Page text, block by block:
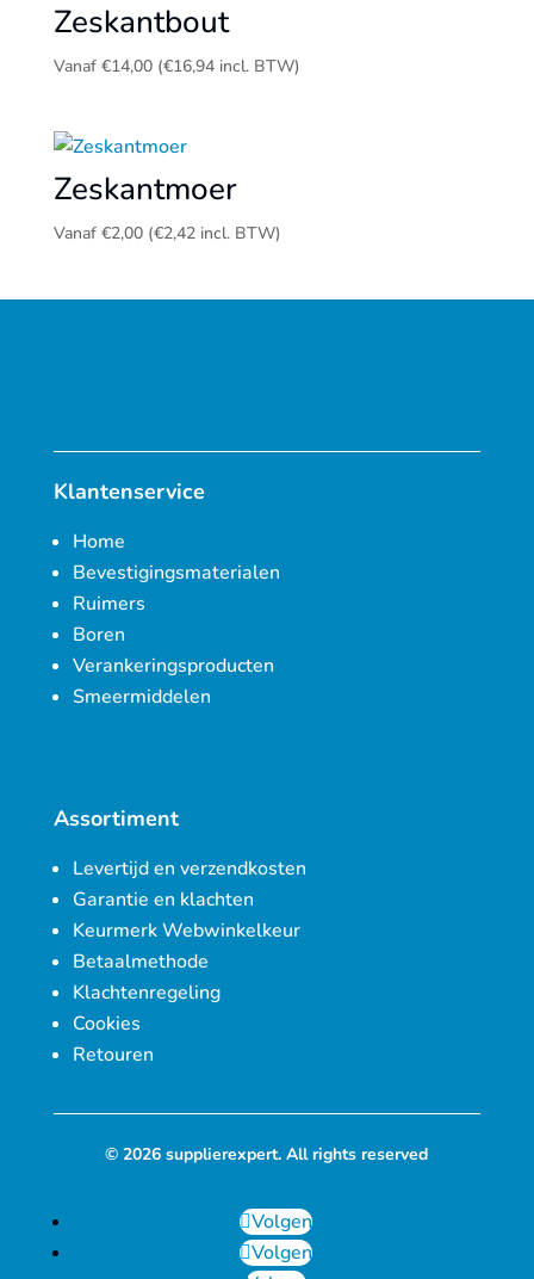
Zeskantbout
Vanaf €14,00 (€16,94incl. BTW)
Zeskantmoer
Vanaf €2,00 (€2,42incl. BTW)
Klantenservice
Home
Bevestigingsmaterialen
Ruimers
Boren
Verankeringsproducten
Smeermiddelen
Assortiment
Levertijd en verzendkosten
Garantie en klachten
Keurmerk Webwinkelkeur
Betaalmethode
Klachtenregeling
Cookies
Retouren
© 2026 supplierexpert. All rights reserved
Volgen
Volgen